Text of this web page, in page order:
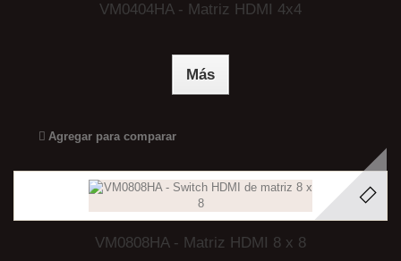
VM0404HA - Matriz HDMI 4x4
Más
Agregar para comparar
VM0808HA - Matriz HDMI 8 x 8